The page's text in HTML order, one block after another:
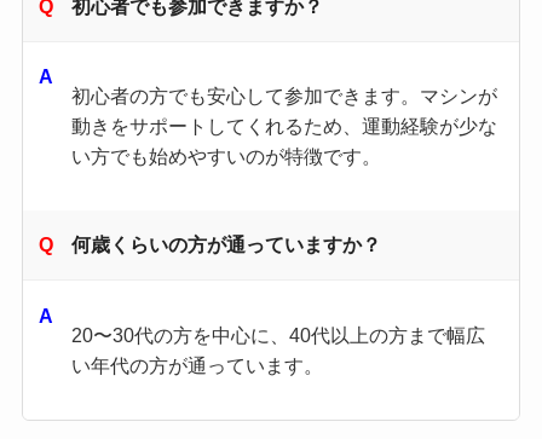
初心者でも参加できますか？
初心者の方でも安心して参加できます。マシンが
動きをサポートしてくれるため、運動経験が少な
い方でも始めやすいのが特徴です。
何歳くらいの方が通っていますか？
20〜30代の方を中心に、40代以上の方まで幅広
い年代の方が通っています。